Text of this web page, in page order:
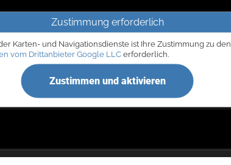
Zustimmung erforderlich
Karten- und Navigationsdienste ist Ihre Zustimmung zu den
vom Drittanbieter Google LLCerforderlich.
Zustimmen und aktivieren